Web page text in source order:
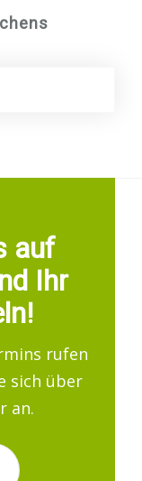
auf
Ihr
rufen
sich über
an.